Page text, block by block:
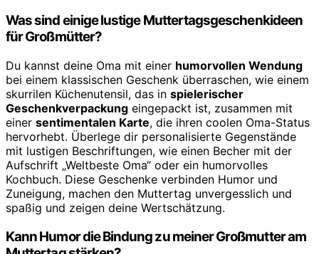
Was sind einige lustige Muttertagsgeschenkideen
für Großmütter?
Du kannst deine Oma mit einer humorvollen Wendung
bei einem klassischen Geschenk überraschen, wie einem
skurrilen Küchenutensil, das in spielerischer
Geschenkverpackung eingepackt ist, zusammen mit
einer sentimentalen Karte, die ihren coolen Oma-Status
hervorhebt. Überlege dir personalisierte Gegenstände
mit lustigen Beschriftungen, wie einen Becher mit der
Aufschrift „Weltbeste Oma“ oder ein humorvolles
Kochbuch. Diese Geschenke verbinden Humor und
Zuneigung, machen den Muttertag unvergesslich und
spaßig und zeigen deine Wertschätzung.
Kann Humor die Bindung zu meiner Großmutter am